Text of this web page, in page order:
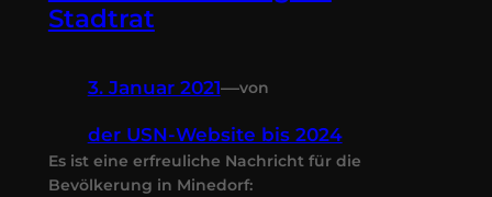
Stadtrat
3. Januar 2021—von
der USN-Website bis 2024
Es ist eine erfreuliche Nachricht für die
Bevölkerung in Minedorf: